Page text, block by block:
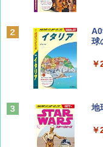
￥
山
￥
球
￥
地
￥